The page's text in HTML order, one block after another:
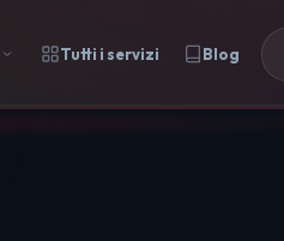
Tutti i servizi Blog